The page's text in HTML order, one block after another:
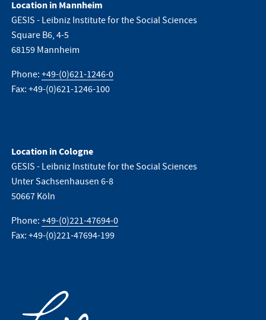
Location in Mannheim
GESIS - Leibniz Institute for the Social Sciences
Square B6, 4-5
68159 Mannheim
Phone:+49-(0)621-1246-0
Fax: +49-(0)621-1246-100
Location in Cologne
GESIS - Leibniz Institute for the Social Sciences
Unter Sachsenhausen 6-8
50667 Köln
Phone:+49-(0)221-47694-0
Fax: +49-(0)221-47694-199